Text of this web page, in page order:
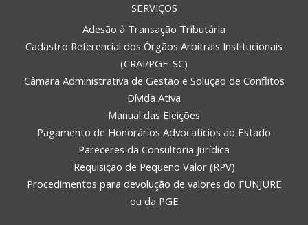
SERVIÇOS
Adesão à Transação Tributária
Cadastro Referencial dos Órgãos Arbitrais Institucionais
(CRAI/PGE-SC)
Câmara Administrativa de Gestão e Solução de Conflitos
Dívida Ativa
Manual das Eleições
Pagamento de Honorários Advocatícios ao Estado
Pareceres da Consultoria Jurídica
Requisição de Pequeno Valor (RPV)
Procedimentos para devolução de valores do FUNJURE
ou da PGE